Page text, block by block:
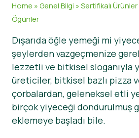
V-Label Kriterleri
Resources
V-Label Lisans’ı Edinin
Kozmetik & Temizlik ürünleri
Gıda Dışında
Gastronomi
Genel Bilgi
Sertifikalı Ürünler
Hakkımızda
Hakkımızda
İletişime geçin
V-Label Lisans’ı Edinin
Kötüye kullanımları bildirin
Müşteri bölümü
Haberler
Home »Genel Bilgi »Sertifikalı Ürünler
Öğünler
Dışarıda öğle yemeği mi
şeylerden vazgeçmenize
lezzetli ve bitkisel sloganıyla
üreticiler, bitkisel bazlı pizza
çorbalardan, geleneksel etli
birçok yiyeceği dondurulmuş
eklemeye başladı bile.